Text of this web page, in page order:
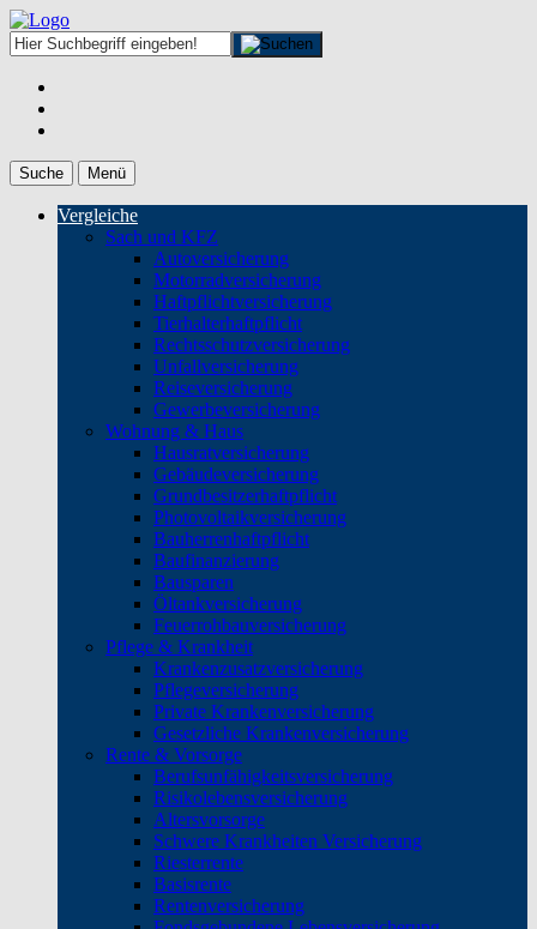
Suche Menü
Vergleiche
Sach und KFZ
Autoversicherung
Motorradversicherung
Haftpflichtversicherung
Tierhalterhaftpflicht
Rechtsschutzversicherung
Unfallversicherung
Reiseversicherung
Gewerbeversicherung
Wohnung & Haus
Hausratversicherung
Gebäudeversicherung
Grundbesitzerhaftpflicht
Photovoltaikversicherung
Bauherrenhaftpflicht
Baufinanzierung
Bausparen
Öltankversicherung
Feuerrohbauversicherung
Pflege & Krankheit
Krankenzusatzversicherung
Pflegeversicherung
Private Krankenversicherung
Gesetzliche Krankenversicherung
Rente & Vorsorge
Berufs­unfähigkeitsversicherung
Risikolebensversicherung
Altersvorsorge
Schwere Krankheiten Versicherung
Riesterrente
Basisrente
Rentenversicherung